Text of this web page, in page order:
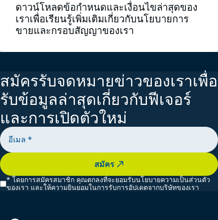
ดาวน์โหลดข้อกำหนดและเงื่อนไขล่าสุดของ
เราเพื่อเรียนรู้เพิ่มเติมเกี่ยวกับนโยบายการ
ขายและกรอบสัญญาของเรา
สมัครรับจดหมายข่าวของเราเพื่อ
รับข้อมูลล่าสุดเกี่ยวกับฟีเจอร์
และการเปิดตัวใหม่
สมัคร
* โดยการสมัครสมาชิก คุณตกลงที่จะยอมรับนโยบายความเป็นส่วนตัว
ของเรา และให้ความยินยอมในการรับการอัปเดตจากบริษัทของเรา